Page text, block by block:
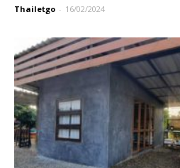
Thailetgo - 16/02/2024